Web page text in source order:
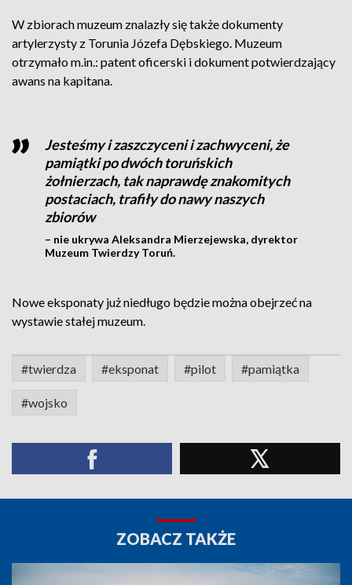
W zbiorach muzeum znalazły się także dokumenty
artylerzysty z Torunia Józefa Dębskiego. Muzeum
otrzymało m.in.: patent oficerski i dokument potwierdzający
awans na kapitana.
Jesteśmy i zaszczyceni i zachwyceni, że
pamiątki po dwóch toruńskich
żołnierzach, tak naprawdę znakomitych
postaciach, trafiły do nawy naszych
zbiorów
– nie ukrywa Aleksandra Mierzejewska, dyrektor
Muzeum Twierdzy Toruń.
Nowe eksponaty już niedługo będzie można obejrzeć na
wystawie stałej muzeum.
#twierdza #eksponat #pilot #pamiątka
#wojsko
ZOBACZ TAKŻE